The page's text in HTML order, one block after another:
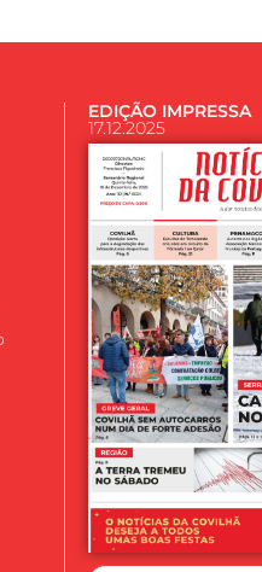
EDIÇÃO IMPRESSA
17.12.2025